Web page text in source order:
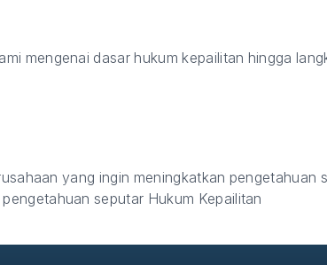
mengenai dasar hukum kepailitan hingga
yang ingin meningkatkan pengetahuan
seputar Hukum Kepailitan